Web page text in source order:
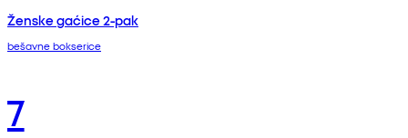
Ženske gaćice 2-pak
bešavne bokserice
7